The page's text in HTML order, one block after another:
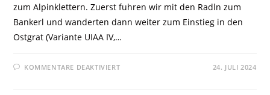
zum Alpinklettern. Zuerst fuhren wir mit den Radln zum
Bankerl und wanderten dann weiter zum Einstieg in den
Ostgrat (Variante UIAA IV,…
KOMMENTARE DEAKTIVIERT 24. JULI 2024